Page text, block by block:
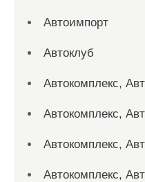
Автоимпорт
Автоклуб
Автокомплекс,
Автокомплекс,
Автокомплекс,
Автокомплекс,